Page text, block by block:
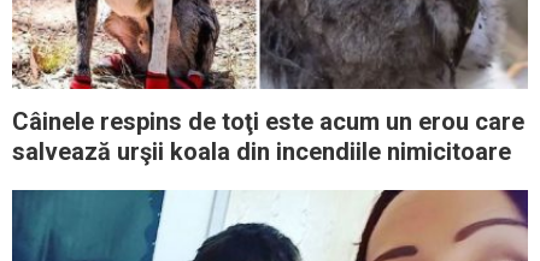
Câinele respins de toţi este acum un erou care
salvează urşii koala din incendiile nimicitoare